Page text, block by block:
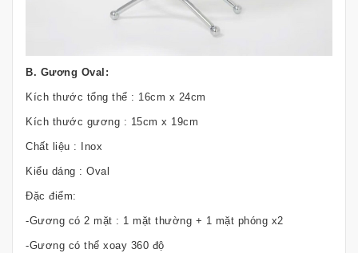
B. Gương Oval:
Kích thước tổng thể : 16cm x 24cm
Kích thước gương : 15cm x 19cm
Chất liệu : Inox
Kiểu dáng : Oval
Đặc điểm:
-Gương có 2 mặt : 1 mặt thường + 1 mặt phóng x2
-Gương có thể xoay 360 độ